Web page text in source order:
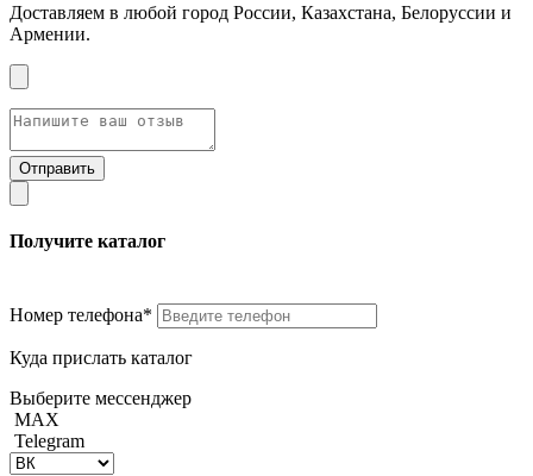
Доставляем в любой город России, Казахстана, Белоруссии и
Армении.
Получите каталог
Номер телефона*
Куда прислать каталог
Выберите мессенджер
MAX
Telegram